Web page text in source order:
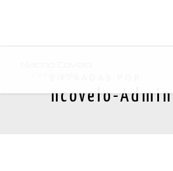
ncovelo-Admin